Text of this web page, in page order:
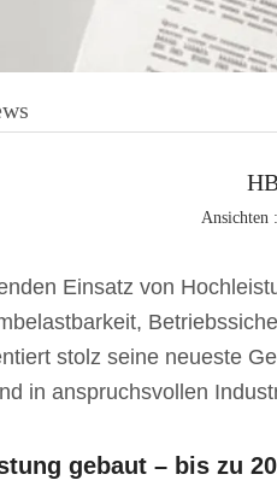
Ansichten
Einsatz von
stolz seine neueste
in anspruchsvollen
gebaut – bis zu